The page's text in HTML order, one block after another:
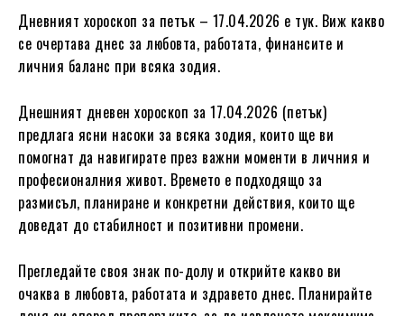
Дневният хороскоп за петък – 17.04.2026 е тук. Виж какво
се очертава днес за любовта, работата, финансите и
личния баланс при всяка зодия.
Днешният дневен хороскоп за 17.04.2026 (петък)
предлага ясни насоки за всяка зодия, които ще ви
помогнат да навигирате през важни моменти в личния и
професионалния живот. Времето е подходящо за
размисъл, планиране и конкретни действия, които ще
доведат до стабилност и позитивни промени.
Прегледайте своя знак по-долу и открийте какво ви
очаква в любовта, работата и здравето днес. Планирайте